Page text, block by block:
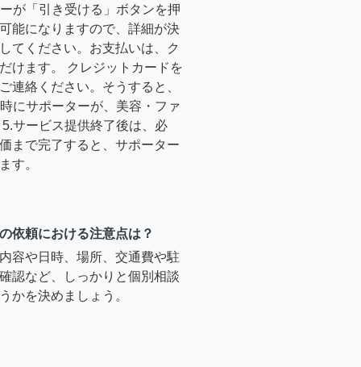
が「引き受ける」ボタンを押
能になりますので、詳細が決
てください。お支払いは、ク
けます。 クレジットカードを
連絡ください。そうすると、
にサポーターが、美容・ファ
サービス提供終了後は、必
まで完了すると、サポーター
す。
依頼における注意点は？
容や日時、場所、交通費や駐
認など、しっかりと個別相談
かを決めましょう。